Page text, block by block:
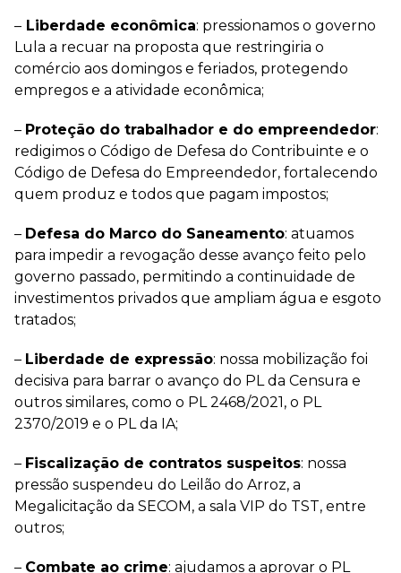
– Liberdade econômica: pressionamos o governo
Lula a recuar na proposta que restringiria o
comércio aos domingos e feriados, protegendo
empregos e a atividade econômica;
– Proteção do trabalhador e do empreendedor:
redigimos o Código de Defesa do Contribuinte e o
Código de Defesa do Empreendedor, fortalecendo
quem produz e todos que pagam impostos;
– Defesa do Marco do Saneamento: atuamos
para impedir a revogação desse avanço feito pelo
governo passado, permitindo a continuidade de
investimentos privados que ampliam água e esgoto
tratados;
– Liberdade de expressão: nossa mobilização foi
decisiva para barrar o avanço do PL da Censura e
outros similares, como o PL 2468/2021, o PL
2370/2019 e o PL da IA;
– Fiscalização de contratos suspeitos: nossa
pressão suspendeu do Leilão do Arroz, a
Megalicitação da SECOM, a sala VIP do TST, entre
outros;
– Combate ao crime: ajudamos a aprovar o PL